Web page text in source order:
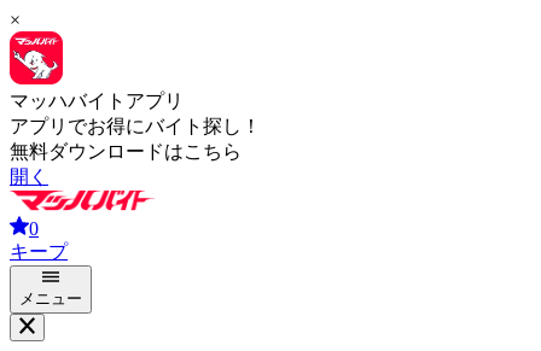
×
マッハバイトアプリ
アプリでお得にバイト探し！
無料ダウンロードはこちら
開く
0
キープ
メニュー